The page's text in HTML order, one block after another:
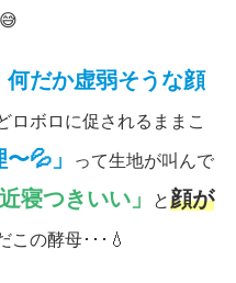
何だか虚弱そうな顔
ロボロに促されるままこ
💦」 って生地が叫んで
近寝つきいい」 と顔が
この酵母･･･💧